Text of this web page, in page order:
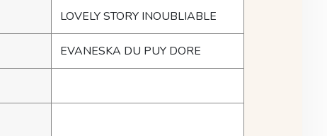
LOVELY STORY INOUBLIABLE
EVANESKA DU PUY DORE